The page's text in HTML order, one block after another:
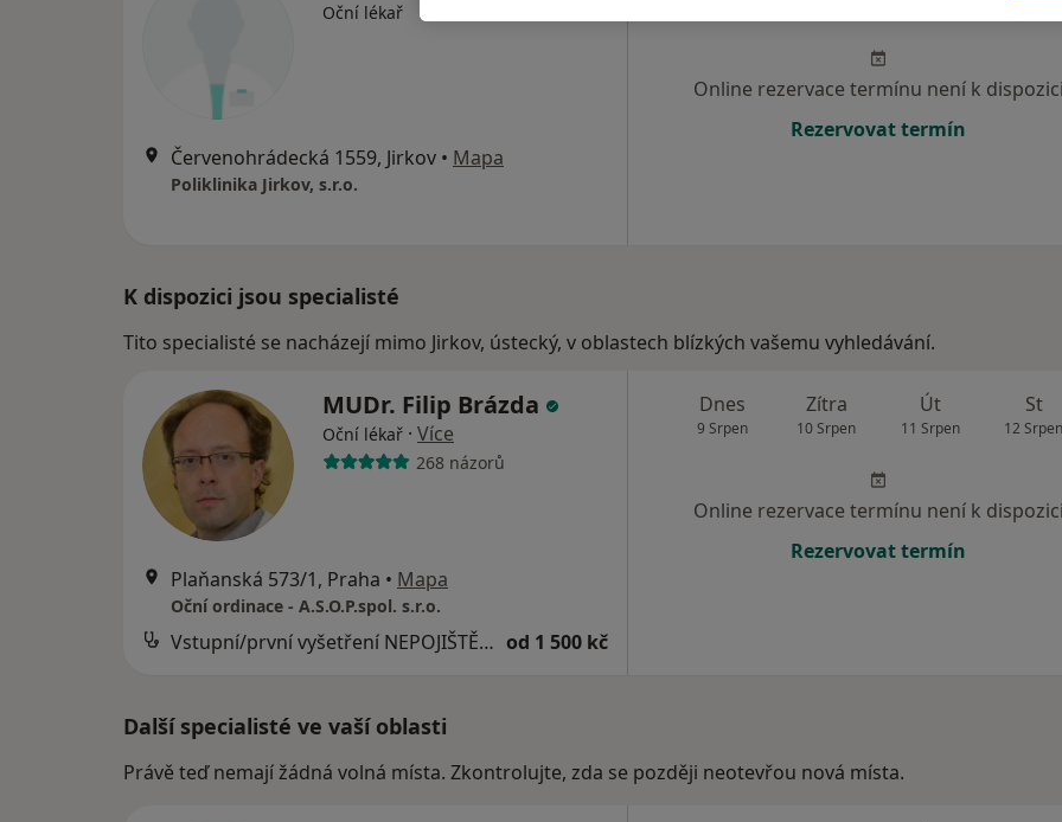
Oční lékař
Červenohrádecká 1559, Jirkov • Mapa
Poliklinika Jirkov, s.r.o.
Online rezervace termínu není k dispozici
Rezervovat termín
K dispozici jsou specialisté
Tito specialisté se nacházejí mimo Jirkov, ústecký, v oblastech blízkých vašemu vyhledávání.
MUDr. Filip Brázda
Oční lékař · Více
268 názorů
Plaňanská 573/1, Praha • Mapa
Oční ordinace - A.S.O.P.spol. s.r.o.
Vstupní/první vyšetření NEPOJIŠTĚNÉHO pacienta nebo kontrola nepojištěného pacienta po více než 2 letech od 1 500 kč
Dnes
9 Srpen
Zítra
10 Srpen
Út
11 Srpen
St
12 Srpen
Online rezervace termínu není k dispozici
Rezervovat termín
Další specialisté ve vaší oblasti
Právě teď nemají žádná volná místa. Zkontrolujte, zda se později neotevřou nová místa.